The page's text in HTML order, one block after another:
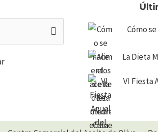
Cómo
La Dieta
VI Fiesta